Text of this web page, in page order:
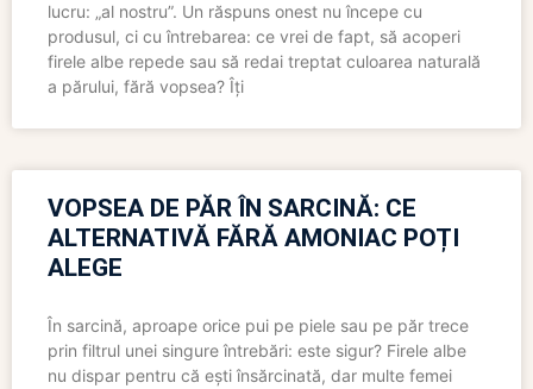
lucru: „al nostru”. Un răspuns onest nu începe cu
produsul, ci cu întrebarea: ce vrei de fapt, să acoperi
firele albe repede sau să redai treptat culoarea naturală
a părului, fără vopsea? Îți
VOPSEA DE PĂR ÎN SARCINĂ: CE
ALTERNATIVĂ FĂRĂ AMONIAC POȚI
ALEGE
În sarcină, aproape orice pui pe piele sau pe păr trece
prin filtrul unei singure întrebări: este sigur? Firele albe
nu dispar pentru că ești însărcinată, dar multe femei